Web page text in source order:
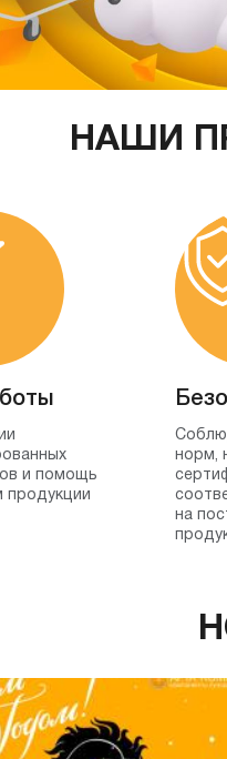
НАШИ
и помощь
продукции
норм,
на